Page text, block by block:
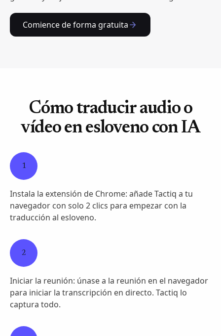
Comience de forma gratuita
Cómo traducir audio o
vídeo en esloveno con IA
1
Instala la extensión de Chrome: añade Tactiq a tu
navegador con solo 2 clics para empezar con la
traducción al esloveno.
2
Iniciar la reunión: únase a la reunión en el navegador
para iniciar la transcripción en directo. Tactiq lo
captura todo.